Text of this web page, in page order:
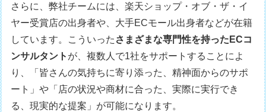
さらに、弊社チームには、楽天ショップ・オブ・ザ・イ
ヤー受賞店の出身者や、大手ECモール出身者などが在籍
しています。こういった さまざまな専門性を持ったECコ
ンサルタント が、複数人で1社をサポートすることによ
り、「皆さんの気持ちに寄り添った、精神面からのサポ
ート」や「店の状況や商材に合った、実際に実行でき
る、現実的な提案」が可能になります。